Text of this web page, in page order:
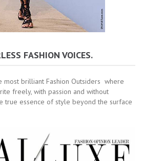
FASHION VOICES.
most brilliant Fashion Outsiders where
freely, with passion and without
true essence of style beyond the surface